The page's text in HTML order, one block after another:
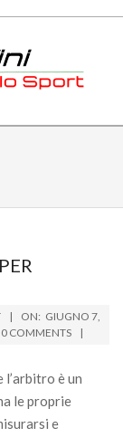
ON: GIUGNO 7,
0 COMMENTS
è un
le proprie
e